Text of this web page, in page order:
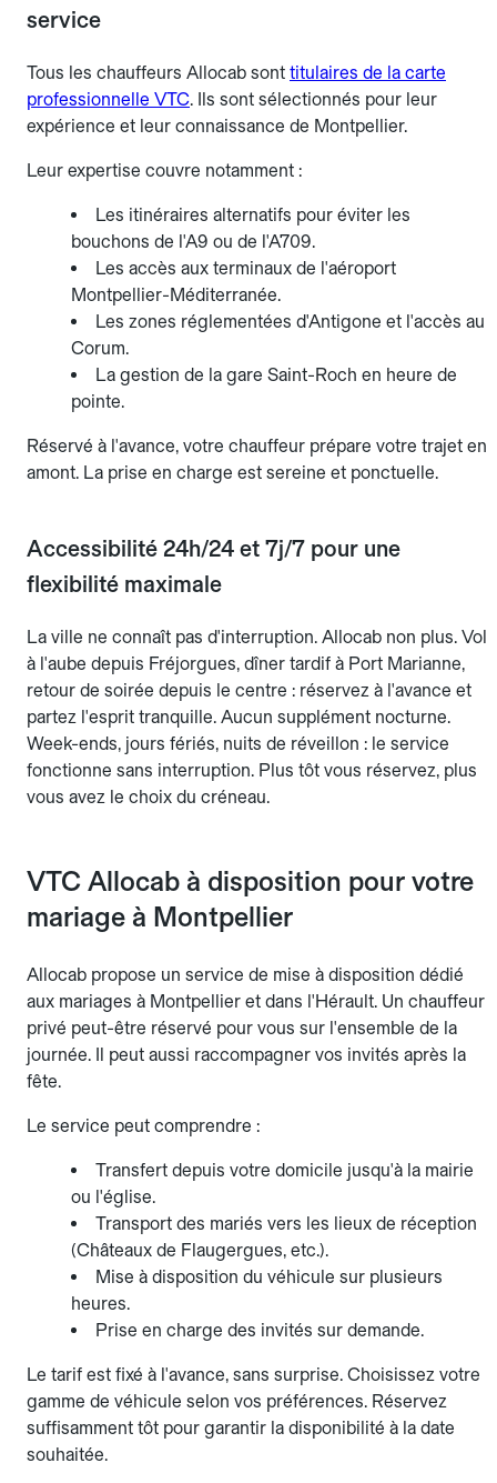
service
Tous les chauffeurs Allocab sont titulaires de la carte
professionnelle VTC. Ils sont sélectionnés pour leur
expérience et leur connaissance de Montpellier.
Leur expertise couvre notamment :
Les itinéraires alternatifs pour éviter les
bouchons de l'A9 ou de l'A709.
Les accès aux terminaux de l'aéroport
Montpellier-Méditerranée.
Les zones réglementées d'Antigone et l'accès au
Corum.
La gestion de la gare Saint-Roch en heure de
pointe.
Réservé à l'avance, votre chauffeur prépare votre trajet en
amont. La prise en charge est sereine et ponctuelle.
Accessibilité 24h/24 et 7j/7 pour une
flexibilité maximale
La ville ne connaît pas d'interruption. Allocab non plus. Vol
à l'aube depuis Fréjorgues, dîner tardif à Port Marianne,
retour de soirée depuis le centre : réservez à l'avance et
partez l'esprit tranquille. Aucun supplément nocturne.
Week-ends, jours fériés, nuits de réveillon : le service
fonctionne sans interruption. Plus tôt vous réservez, plus
vous avez le choix du créneau.
VTC Allocab à disposition pour votre
mariage à Montpellier
Allocab propose un service de mise à disposition dédié
aux mariages à Montpellier et dans l'Hérault. Un chauffeur
privé peut-être réservé pour vous sur l'ensemble de la
journée. Il peut aussi raccompagner vos invités après la
fête.
Le service peut comprendre :
Transfert depuis votre domicile jusqu'à la mairie
ou l'église.
Transport des mariés vers les lieux de réception
(Châteaux de Flaugergues, etc.).
Mise à disposition du véhicule sur plusieurs
heures.
Prise en charge des invités sur demande.
Le tarif est fixé à l'avance, sans surprise. Choisissez votre
gamme de véhicule selon vos préférences. Réservez
suffisamment tôt pour garantir la disponibilité à la date
souhaitée.